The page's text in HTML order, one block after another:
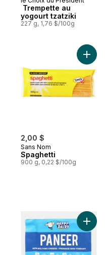
Préparé au Canada
Trempette au
yogourt tzatziki
227 g, 1,76 $/100g
2,00 $
Sans Nom
Spaghetti
900 g, 0,22 $/100g